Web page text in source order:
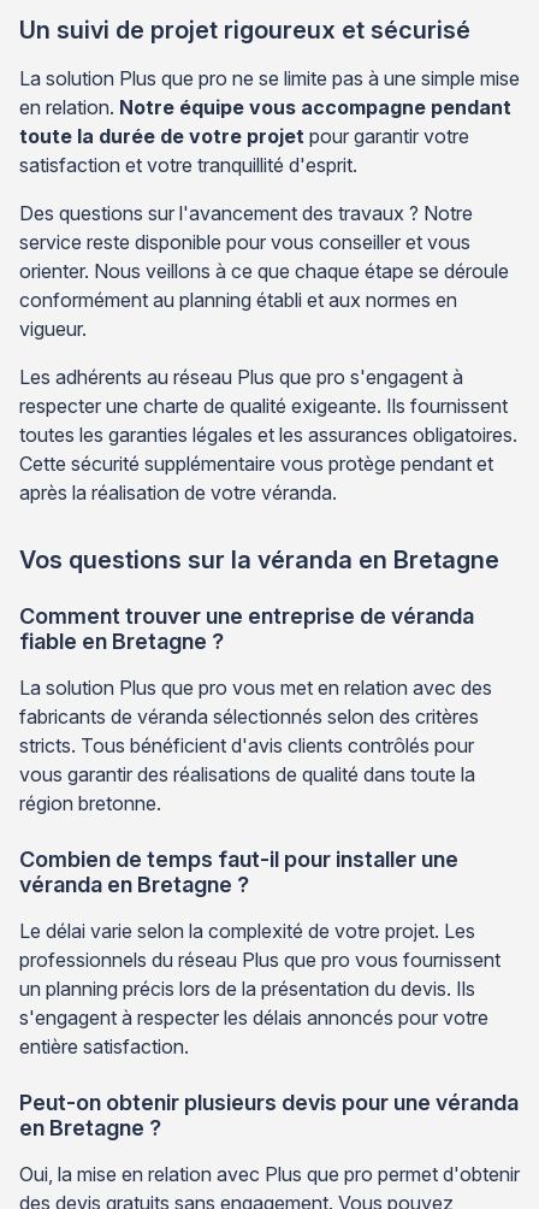
Un suivi de projet rigoureux et sécurisé
La solution Plus que pro ne se limite pas à une simple mise
en relation. Notre équipe vous accompagne pendant
toute la durée de votre projet pour garantir votre
satisfaction et votre tranquillité d'esprit.
Des questions sur l'avancement des travaux ? Notre
service reste disponible pour vous conseiller et vous
orienter. Nous veillons à ce que chaque étape se déroule
conformément au planning établi et aux normes en
vigueur.
Les adhérents au réseau Plus que pro s'engagent à
respecter une charte de qualité exigeante. Ils fournissent
toutes les garanties légales et les assurances obligatoires.
Cette sécurité supplémentaire vous protège pendant et
après la réalisation de votre véranda.
Vos questions sur la véranda en Bretagne
Comment trouver une entreprise de véranda
fiable en Bretagne ?
La solution Plus que pro vous met en relation avec des
fabricants de véranda sélectionnés selon des critères
stricts. Tous bénéficient d'avis clients contrôlés pour
vous garantir des réalisations de qualité dans toute la
région bretonne.
Combien de temps faut-il pour installer une
véranda en Bretagne ?
Le délai varie selon la complexité de votre projet. Les
professionnels du réseau Plus que pro vous fournissent
un planning précis lors de la présentation du devis. Ils
s'engagent à respecter les délais annoncés pour votre
entière satisfaction.
Peut-on obtenir plusieurs devis pour une véranda
en Bretagne ?
Oui, la mise en relation avec Plus que pro permet d'obtenir
des devis gratuits sans engagement. Vous pouvez